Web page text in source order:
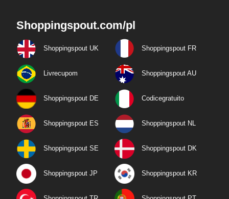
Shoppingspout.com/pl
Shoppingspout UK Shoppingspout FR
Livrecupom Shoppingspout AU
Shoppingspout DE Codicegratuito
Shoppingspout ES Shoppingspout NL
Shoppingspout SE Shoppingspout DK
Shoppingspout JP Shoppingspout KR